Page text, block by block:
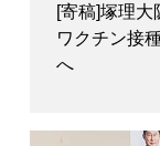
[寄稿]塚理
ワクチン接
へ